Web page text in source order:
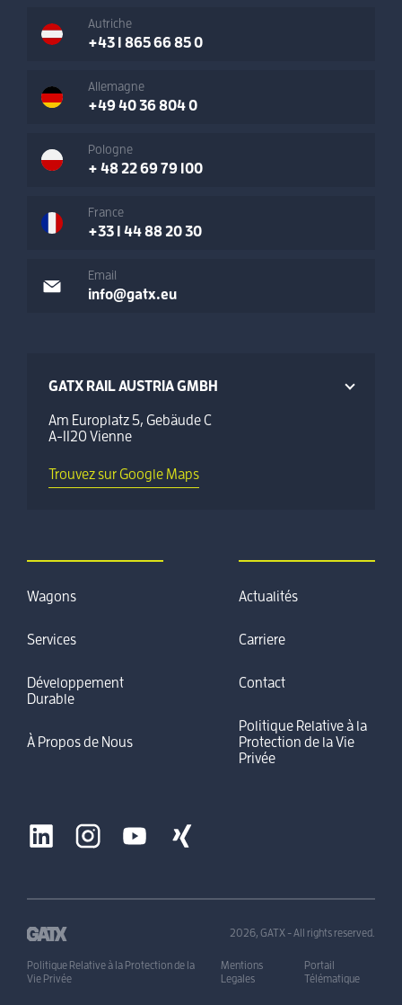
Autriche
+43 1 865 66 85 0
Allemagne
+49 40 36 804 0
Pologne
+ 48 22 69 79 100
France
+33 1 44 88 20 30
Email
info@gatx.eu
GATX RAIL AUSTRIA GMBH
Am Europlatz 5, Gebäude C
A-1120 Vienne
Trouvez sur Google Maps
Wagons
Services
Développement
Durable
À Propos de Nous
Actualités
Carriere
Contact
Politique Relative à la
Protection de la Vie
Privée
2026, GATX - All rights reserved.
Politique Relative à la Protection de la
Vie Privée
Mentions
Legales
Portail
Télématique